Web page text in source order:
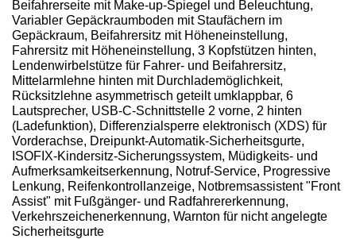
Beifahrerseite mit Make-up-Spiegel und Beleuchtung,
Variabler Gepäckraumboden mit Staufächern im
Gepäckraum, Beifahrersitz mit Höheneinstellung,
Fahrersitz mit Höheneinstellung, 3 Kopfstützen hinten,
Lendenwirbelstütze für Fahrer- und Beifahrersitz,
Mittelarmlehne hinten mit Durchlademöglichkeit,
Rücksitzlehne asymmetrisch geteilt umklappbar, 6
Lautsprecher, USB-C-Schnittstelle 2 vorne, 2 hinten
(Ladefunktion), Differenzialsperre elektronisch (XDS) für
Vorderachse, Dreipunkt-Automatik-Sicherheitsgurte,
ISOFIX-Kindersitz-Sicherungssystem, Müdigkeits- und
Aufmerksamkeitserkennung, Notruf-Service, Progressive
Lenkung, Reifenkontrollanzeige, Notbremsassistent "Front
Assist" mit Fußgänger- und Radfahrererkennung,
Verkehrszeichenerkennung, Warnton für nicht angelegte
Sicherheitsgurte